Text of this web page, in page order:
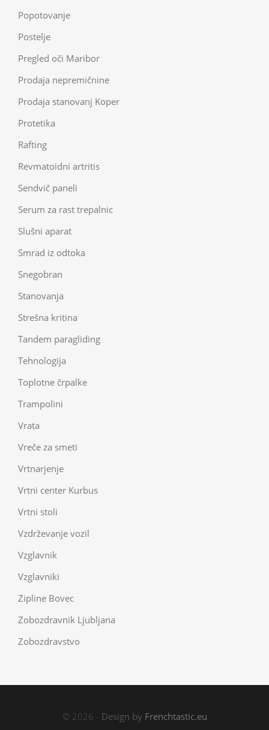
Popotovanje
Postelje
Pregled oči Maribor
Prodaja nepremičnine
Prodaja stanovanj Koper
Protetika
Rafting
Revmatoidni artritis
Sendvič paneli
Serum za rast trepalnic
Slušni aparat
Smrad iz odtoka
Snegobran
Stanovanja
Strešna kritina
Tandem paragliding
Tehnologija
Toplotne črpalke
Trampolini
Vrata
Vreče za smeti
Vrtnarjenje
Vrtni center Kurbus
Vrtni stoli
Vzdrževanje vozil
Vzglavnik
Vzglavniki
Zipline Bovec
Zobozdravnik Ljubljana
Zobozdravstvo
© 2026 - Design by Frenchtastic.eu